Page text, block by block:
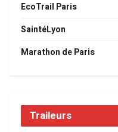
EcoTrail Paris
SaintéLyon
Marathon de Paris
Traileurs